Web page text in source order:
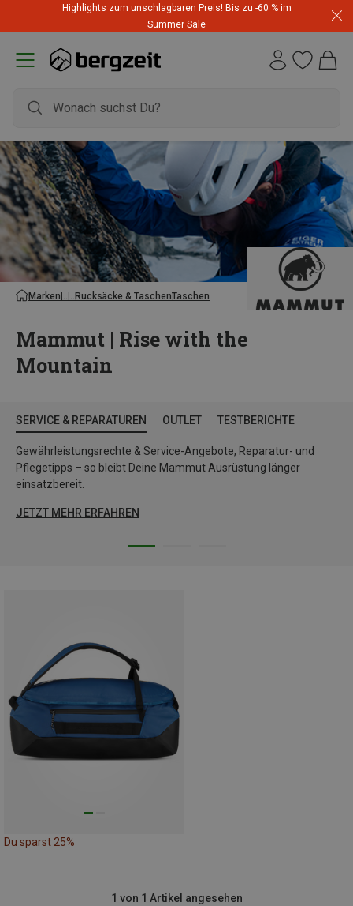
Highlights zum unschlagbaren Preis! Bis zu -60 % im
Summer Sale
Marken Rucksäcke & TaschenTaschen
Mammut | Rise with the
Mountain
SERVICE & REPARATUREN OUTLET TESTBERICHTE
Gewährleistungsrechte & Service-Angebote, Reparatur- und
Pflegetipps – so bleibt Deine Mammut Ausrüstung länger
einsatzbereit.
JETZT MEHR ERFAHREN
Du sparst 25%
1 von 1 Artikel angesehen